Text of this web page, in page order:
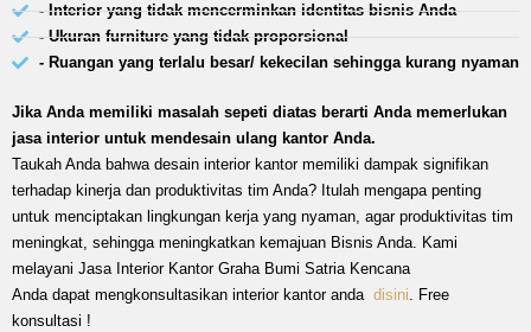
- Interior yang tidak mencerminkan identitas bisnis Anda
- Ukuran furniture yang tidak proporsional
- Ruangan yang terlalu besar/ kekecilan sehingga kurang nyaman
Jika Anda memiliki masalah sepeti diatas berarti Anda memerlukan
jasa interior untuk mendesain ulang kantor Anda.
Taukah Anda bahwa desain interior kantor memiliki dampak signifikan
terhadap kinerja dan produktivitas tim Anda? Itulah mengapa penting
untuk menciptakan lingkungan kerja yang nyaman, agar produktivitas tim
meningkat, sehingga meningkatkan kemajuan Bisnis Anda. Kami
melayani Jasa Interior Kantor Graha Bumi Satria Kencana
Anda dapat mengkonsultasikan interior kantor anda disini. Free
konsultasi !